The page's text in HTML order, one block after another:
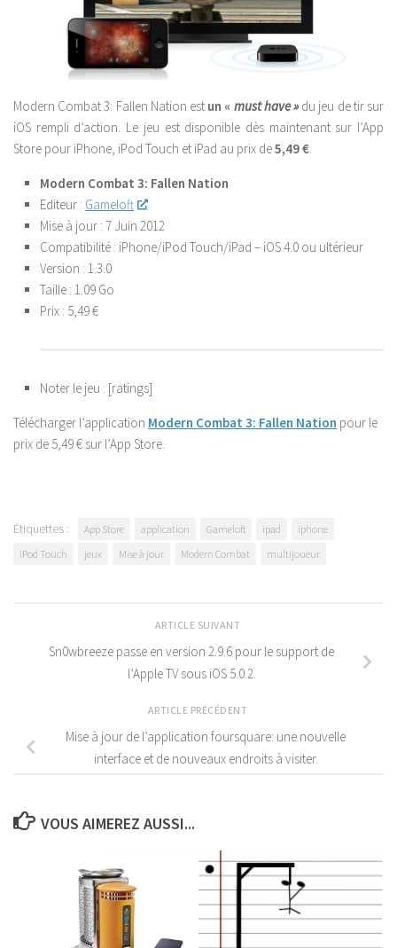
Modern Combat 3: Fallen Nation est un « must have »du jeu de tir sur
iOS rempli d’action. Le jeu est disponible dès maintenant sur l’App
Store pour iPhone, iPod Touch et iPad au prix de5,49 €.
Modern Combat 3: Fallen Nation
Editeur : Gameloft
Mise à jour : 7 Juin 2012
Compatibilité : iPhone/iPod Touch/iPad – iOS 4.0 ou ultérieur
Version : 1.3.0
Taille : 1.09 Go
Prix : 5,49 €
Noter le jeu : [ratings]
Télécharger l’application Modern Combat 3: Fallen Nation pour le
prix de 5,49 € sur l’App Store.
Étiquettes : App Store application Gameloft ipad
iphone
iPod Touch
jeux Mise à jour Modern Combat multijoueur
ARTICLE SUIVANT
Sn0wbreeze passe en version 2.9.6 pour le support de
l’Apple TV sous iOS 5.0.2.
ARTICLE PRÉCÉDENT
Mise à jour de l’application foursquare: une nouvelle
interface et de nouveaux endroits à visiter.
VOUS AIMEREZ AUSSI...